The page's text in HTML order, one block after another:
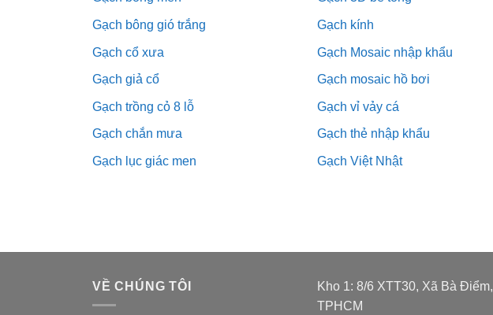
Gạch bông gió trắng
Gạch cổ xưa
Gạch giả cổ
Gạch trồng cỏ 8 lỗ
Gạch chắn mưa
Gạch lục giác men
Gạch kính
Gạch Mosaic nhập khẩu
Gạch mosaic hồ bơi
Gạch vỉ vảy cá
Gạch thẻ nhập khẩu
Gạch Việt Nhật
VỀ CHÚNG TÔI
Kho 1: 8/6 XTT30, Xã Bà Điểm,
TPHCM